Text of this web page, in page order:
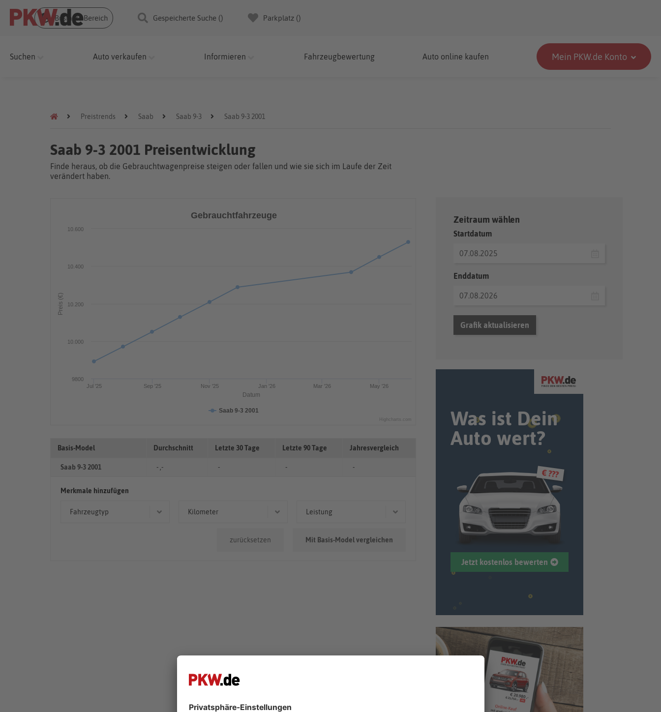
Business Bereich Gespeicherte Suche () Parkplatz ()
Suchen Auto verkaufen Informieren Fahrzeugbewertung Auto online kaufen Mein PKW.de Konto
Preistrends Saab Saab 9-3 Saab 9-3 2001
Saab 9-3 2001 Preisentwicklung
Finde heraus, ob die Gebrauchtwagenpreise steigen oder fallen und wie sie sich im Laufe der Zeit
verändert haben.
Datum
Preis (€)
Gebrauchtfahrzeuge
Saab 9-3 2001
Jul '25 Sep '25 Nov '25 Jan '26 Mar '26 May '26
9800
10.000
10.200
10.400
10.600
Highcharts.com
Basis-Model Durchschnitt Letzte 30 Tage Letzte 90 Tage Jahresvergleich
Saab 9-3 2001 - ,- - - -
Merkmale hinzufügen
Fahrzeugtyp Kilometer Leistung
zurücksetzen Mit Basis-Model vergleichen
Zeitraum wählen
Startdatum
Enddatum
Grafik aktualisieren
Was ist Dein
Auto wert?
€ ???
Jetzt kostenlos bewerten